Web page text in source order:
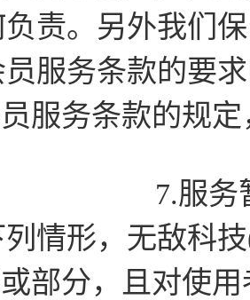
责。另外我们
服务条款的要
服务条款的规
7.服务
形，无敌科技(
部分，且对使